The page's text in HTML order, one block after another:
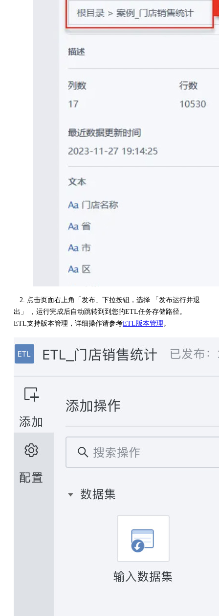
2. 点击页面右上角「发布」下拉按钮，选择 「发布运行并退
出」 ，运行完成后自动跳转到到您的ETL任务存储路径。
ETL支持版本管理，详细操作请参考ETL版本管理 。